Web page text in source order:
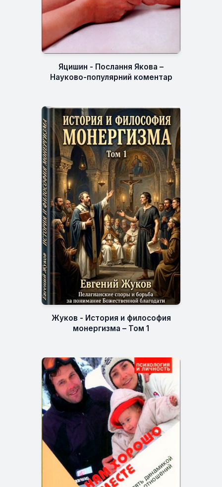
Яцишин - Послання Якова –
Науково-популярний коментар
Жуков - История и философия
монергизма – Том 1